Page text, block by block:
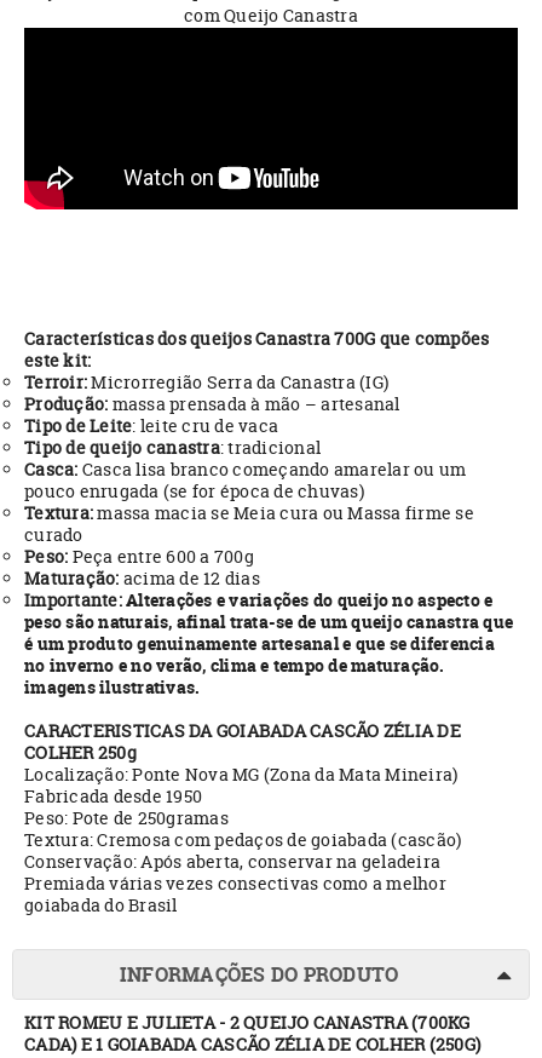
com Queijo Canastra
Características dos queijos Canastra 700G que compões
este kit:
Terroir:Microrregião Serra da Canastra (IG)
Produção: massa prensada à mão – artesanal
Tipo de Leite: leite cru de vaca
Tipo de queijo canastra: tradicional
Casca: Casca lisa branco começando amarelar ou um
pouco enrugada (se for época de chuvas)
Textura:massa macia se Meia cura ou Massa firme se
curado
Peso: Peça entre 600 a 700g
Maturação: acima de 12 dias
Importante:Alterações e variações do queijo no aspecto e
peso são naturais, afinal trata-se de um queijo canastra que
é um produto genuinamente artesanal e que se diferencia
no inverno e no verão, clima e tempo de maturação.
imagens ilustrativas.
CARACTERISTICAS DA GOIABADA CASCÃO ZÉLIA DE
COLHER 250g
Localização: Ponte Nova MG (Zona da Mata Mineira)
Fabricada desde 1950
Peso: Pote de 250gramas
Textura: Cremosa com pedaços de goiabada (cascão)
Conservação: Após aberta, conservar na geladeira
Premiada várias vezes consectivas como a melhor
goiabada do Brasil
INFORMAÇÕES DO PRODUTO
KIT ROMEU E JULIETA - 2 QUEIJO CANASTRA (700KG
CADA) E 1 GOIABADA CASCÃO ZÉLIA DE COLHER (250G)